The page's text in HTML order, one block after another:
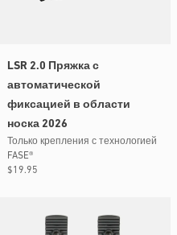
LSR 2.0 Пряжка с
автоматической
фиксацией в области
носка 2026
Только крепления с технологией
FASE®
Обычная
$19.95